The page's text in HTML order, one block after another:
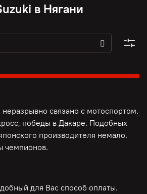
в Нягани
связано с мотоспортом.
победы в Дакаре. Подобных
производителя немало.
чемпионов.
для Вас способ оплаты.